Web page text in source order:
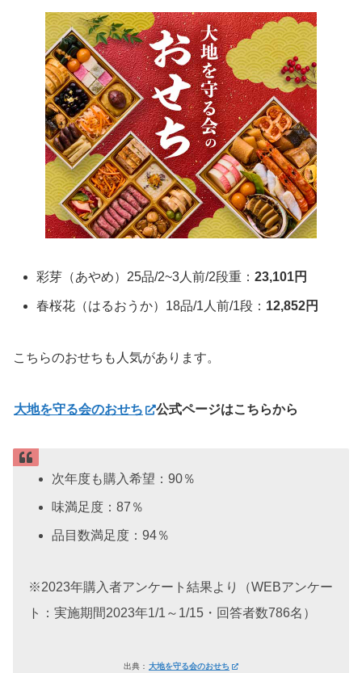
彩芽（あやめ）25品/2~3人前/2段重：23,101円
春桜花（はるおうか）18品/1人前/1段： 12,852円
こちらのおせちも人気があります。
大地を守る会のおせち 公式ページはこちらから
次年度も購入希望：90％
味満足度：87％
品目数満足度：94％
※2023年購入者アンケート結果より（WEBアンケー
ト：実施期間2023年1/1～1/15・回答者数786名）
出典： 大地を守る会のおせち